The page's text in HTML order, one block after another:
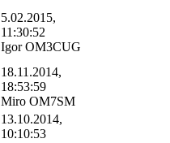
5.02.2015,
11:30:52
Igor OM3CUG
18.11.2014,
18:53:59
Miro OM7SM
13.10.2014,
10:10:53